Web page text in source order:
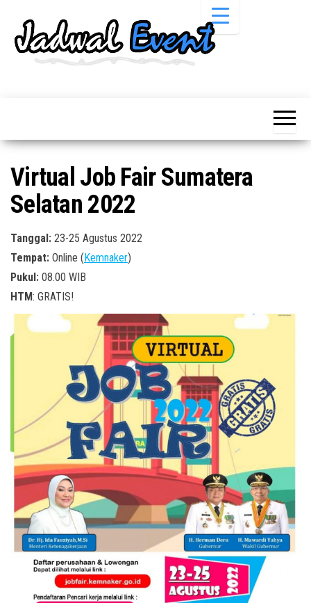
Pameran,
Acara &
Promo
Terbaru
Pameran,
Bazaar,
Workshop,
Job Fair,
Lomba dll.
Virtual Job Fair Sumatera
Selatan 2022
Tanggal: 23-25 Agustus 2022
Tempat: Online (Kemnaker)
Pukul: 08.00 WIB
HTM: GRATIS!